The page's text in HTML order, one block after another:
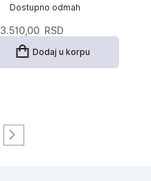
Dostupno odmah
3.510,00 RSD
Dodaj u korpu